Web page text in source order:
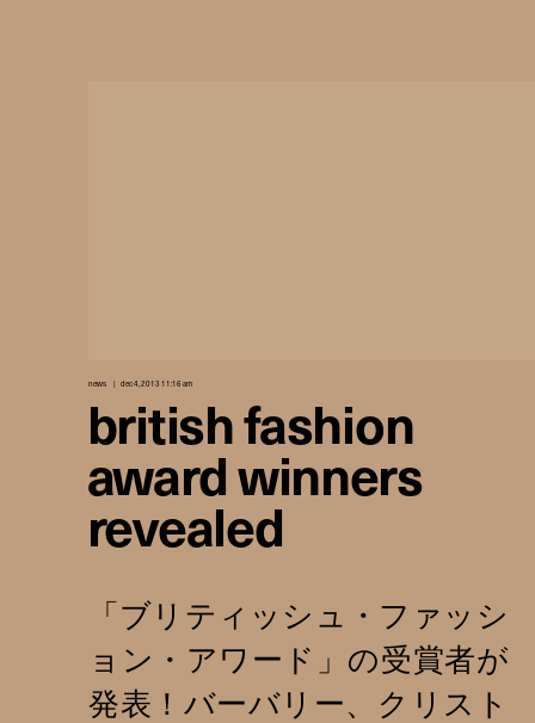
news dec 4, 2013 11:16 am
british fashion
award winners
revealed